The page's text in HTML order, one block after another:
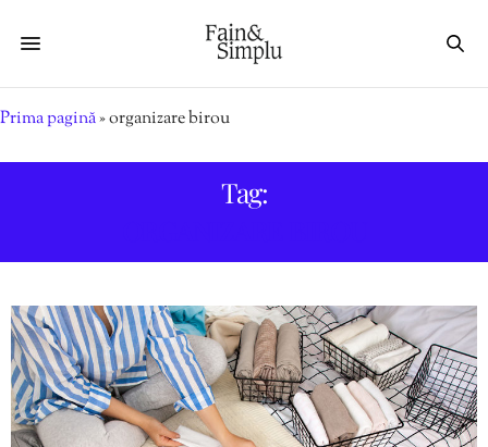
Prima pagină»organizare birou
Tag: